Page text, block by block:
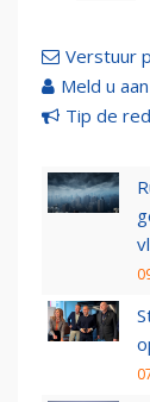
Verstuur
Meld u
Tip de